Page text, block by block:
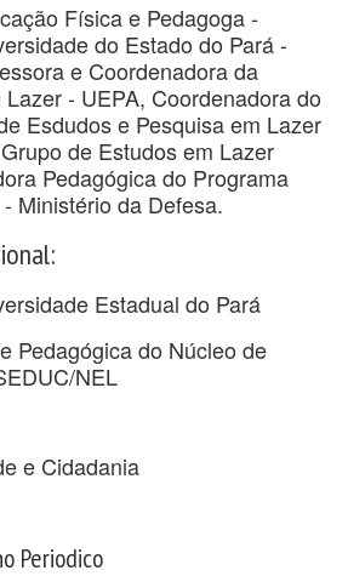
Física e Pedagoga -
do Estado do Pará -
e Coordenadora da
- UEPA, Coordenadora do
Esdudos e Pesquisa em Lazer
de Estudos em Lazer
Pedagógica do Programa
Ministério da Defesa.
Estadual do Pará
Pedagógica do Núcleo de
NEL
e Cidadania
Periodico